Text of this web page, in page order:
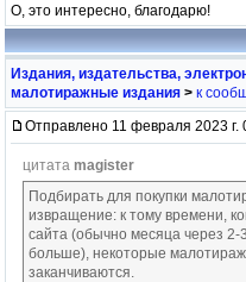
О, это интересно, благодарю!
Издания, издательства,
малотиражные издания > к
Отправлено 11 февраля 2023 г.
цитата magister
Подбирать для покупки
извращение: к тому времени,
сайта (обычно месяца через
больше), некоторые
заканчиваются.